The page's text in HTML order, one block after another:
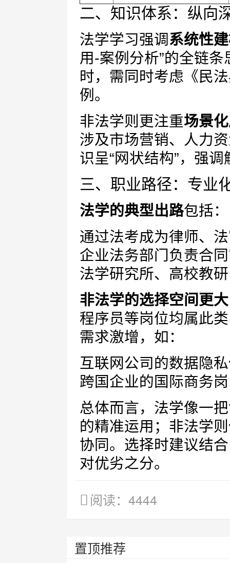
二、知识体系：纵向
法学学习强调系统性
用-案例分析”的全链
时，需同时考虑《民
例。
非法学则更注重场景
涉及市场营销、人力
识呈“网状结构”，强
三、职业路径：专业
法学的典型出路包括：
通过法考成为律师、
企业法务部门负责合
法学研究所、高校教
非法学的选择空间更大
程序员等岗位均属此
需求激增，如：
互联网公司的数据隐
跨国企业的国际商务
总体而言，法学像一把
的精准运用；非法学
协同。选择时建议结
对优劣之分。
阅读：4444
置顶推荐